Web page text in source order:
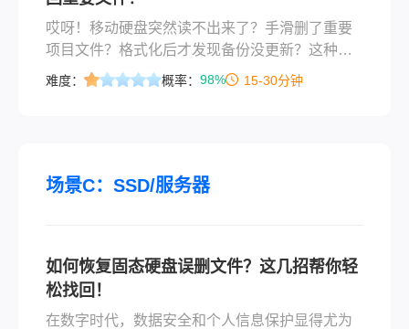
哎呀！移动硬盘突然读不出来了？手滑删了重要
项目文件？格式化后才发现备份没更新？这种糟
心事儿，小编也经历过！明明几分钟前还好好儿
难度： 概率： 98% 15-30分钟
场景C：SSD/服务器
如何恢复固态硬盘误删文件？这几招帮你轻
松找回！
在数字时代，数据安全和个人信息保护显得尤为